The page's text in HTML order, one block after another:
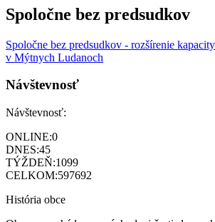
Spoločne bez predsudkov
Spoločne bez predsudkov - rozšírenie
v Mýtnych Ludanoch
Návštevnosť
Návštevnosť:
ONLINE:0
DNES:45
TÝŽDEŇ:1099
CELKOM:597692
História obce